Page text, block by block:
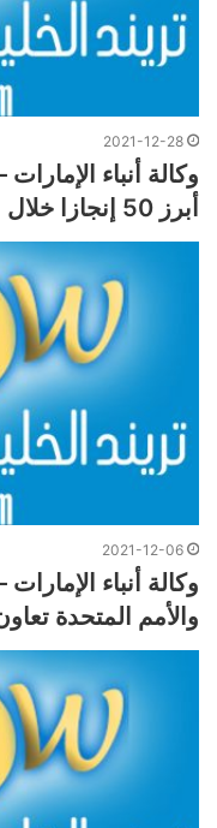
2021-12-28
وكالة أنباء
أبرز 50 إنجازا خلال 2021
2021-12-06
والأمم المتحدة